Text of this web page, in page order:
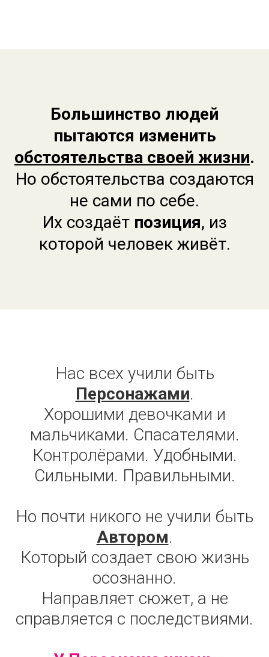
Большинство людей
пытаются изменить
обстоятельства своей жизни.
Но обстоятельства создаются
не сами по себе.
Их создаёт позиция, из
которой человек живёт.
Нас всех учили быть
Персонажами.
Хорошими девочками и
мальчиками. Спасателями.
Контролёрами. Удобными.
Сильными. Правильными.
Но почти никого не учили быть
Автором.
Который создает свою жизнь
осознанно.
Направляет сюжет, а не
справляется с последствиями.